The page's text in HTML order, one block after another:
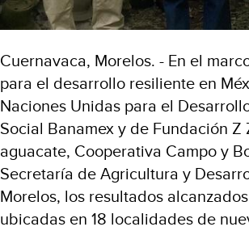
Cuernavaca, Morelos. - En el
para el desarrollo resiliente en
Naciones Unidas para el
Social Banamex y de Fundación
aguacate, Cooperativa Campo y
Secretaría de Agricultura y
Morelos, los resultados
ubicadas en 18 localidades de